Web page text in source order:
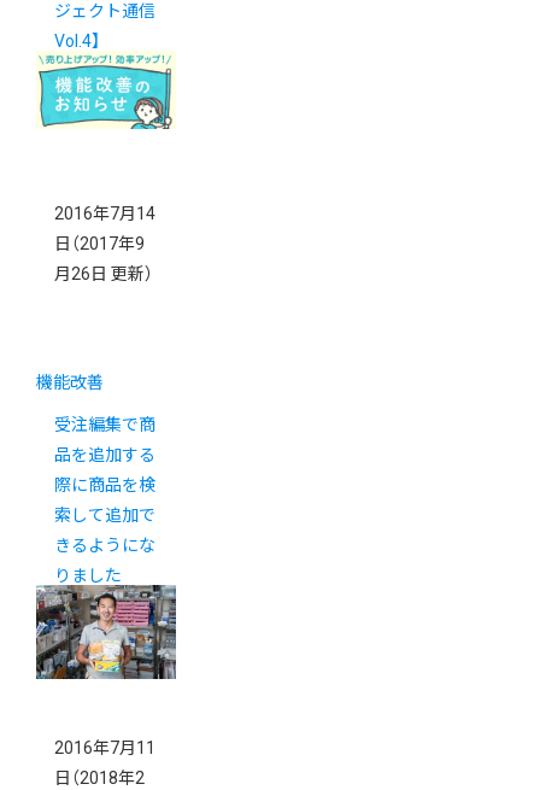
ジェクト通信
Vol.4】
2016年7月14
日 （2017年9
月26日 更新）
機能改善
受注編集で商
品を追加する
際に商品を検
索して追加で
きるようにな
りました
2016年7月11
日 （2018年2